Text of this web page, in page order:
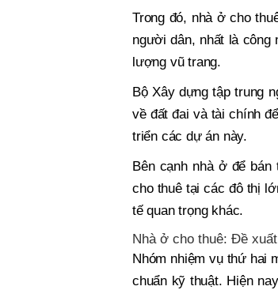
Trong đó, nhà ở cho
người dân, nhất là
lượng vũ trang.
Bộ Xây dựng tập trung
về đất đai và tài chính
triển các dự án này.
Bên cạnh nhà ở để
cho thuê tại các đô thị
tế quan trọng khác.
Nhà ở cho thuê: Đề
Nhóm nhiệm vụ thứ hai
chuẩn kỹ thuật. Hiện